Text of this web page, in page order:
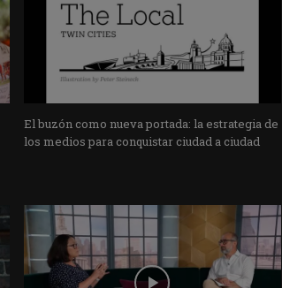
El buzón como nueva portada: la estrategia de
los medios para conquistar ciudad a ciudad